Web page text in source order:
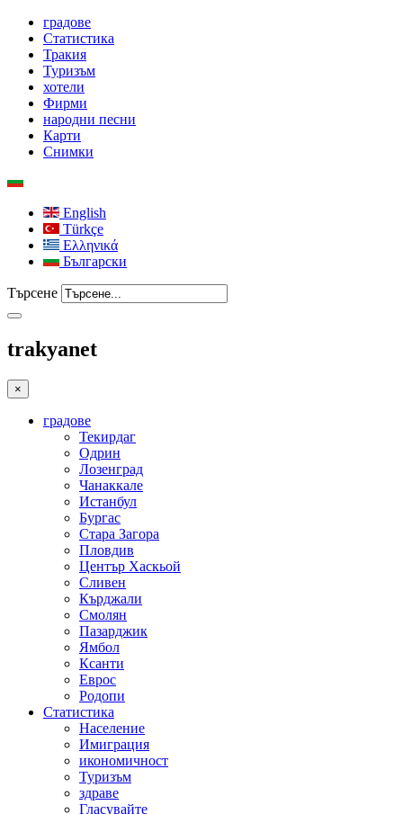
градове
Статистика
Тракия
Туризъм
хотели
Фирми
народни песни
Карти
Снимки
English
Türkçe
Ελληνικά
Български
Търсене
trakyanet
×
градове
Текирдаг
Одрин
Лозенград
Чанаккале
Истанбул
Бургас
Стара Загора
Пловдив
Център Хаскьой
Сливен
Кърджали
Смолян
Пазарджик
Ямбол
Ксанти
Еврос
Родопи
Статистика
Население
Имиграция
икономичност
Туризъм
здраве
Гласувайте